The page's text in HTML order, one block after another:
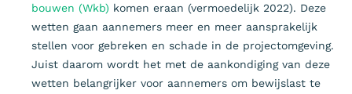
bouwen (Wkb) komen eraan (vermoedelijk 2022). Deze
wetten gaan aannemers meer en meer aansprakelijk
stellen voor gebreken en schade in de projectomgeving.
Juist daarom wordt het met de aankondiging van deze
wetten belangrijker voor aannemers om bewijslast te